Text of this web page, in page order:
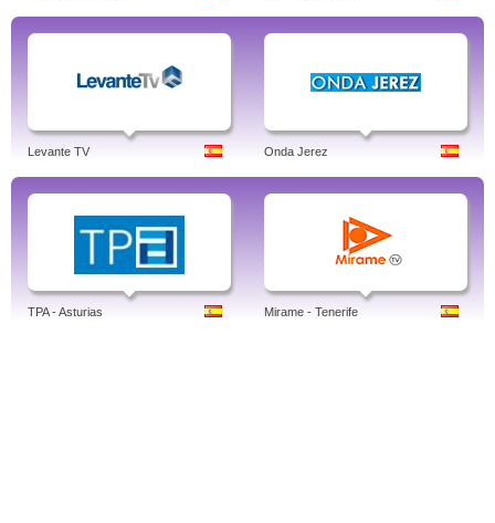
Levante TV Onda Jerez
TPA - Asturias Mirame - Tenerife